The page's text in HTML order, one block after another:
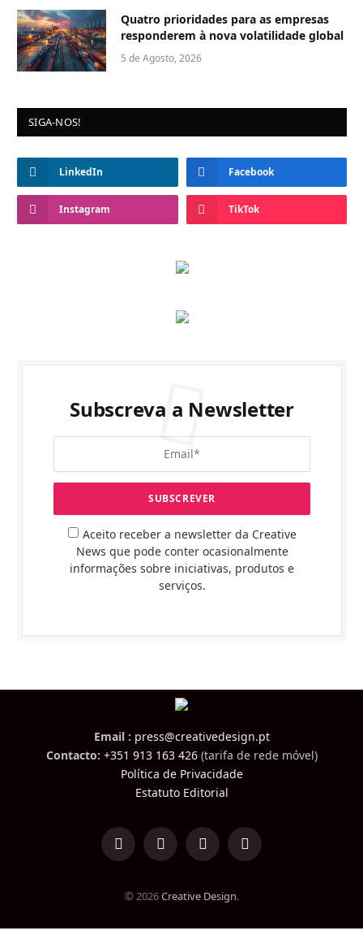
Quatro prioridades para as empresas
responderem à nova volatilidade global
5 de Agosto, 2026
SIGA-NOS!
LinkedIn Facebook
Instagram TikTok
Subscreva a Newsletter
Aceito receber a newsletter da Creative
News que pode conter ocasionalmente
informações sobre iniciativas, produtos e
serviços.
Email : press@creativedesign.pt
Contacto: +351 913 163 426(tarifa de rede móvel)
Política de Privacidade
Estatuto Editorial
LinkedInFacebookInstagramTikTok
© 2026Creative Design.